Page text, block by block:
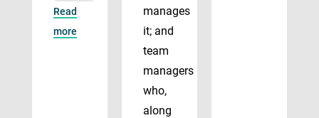
Read
more
manages
it; and
team
managers
who,
along